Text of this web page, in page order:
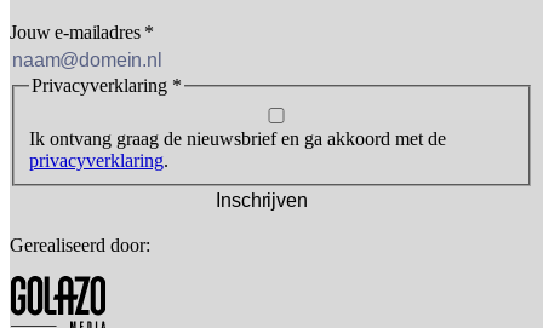
Jouw e-mailadres *
Privacyverklaring *
Ik ontvang graag de nieuwsbrief en ga akkoord met de
privacyverklaring.
Inschrijven
Gerealiseerd door: